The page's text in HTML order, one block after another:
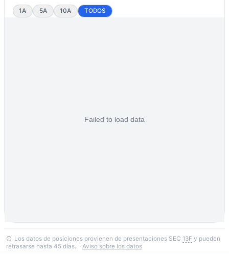
1A 5A 10A TODOS
Los datos de posiciones provienen de presentaciones SEC 13F y pueden
retrasarse hasta 45 días. · Aviso sobre los datos